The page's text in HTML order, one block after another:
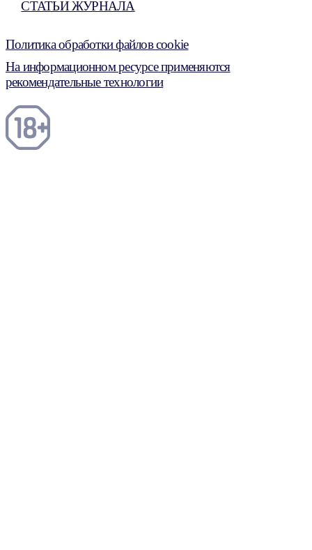
СТАТЬИ ЖУРНАЛА
Политика обработки файлов cookie
На информационном ресурсе применяются
рекомендательные технологии